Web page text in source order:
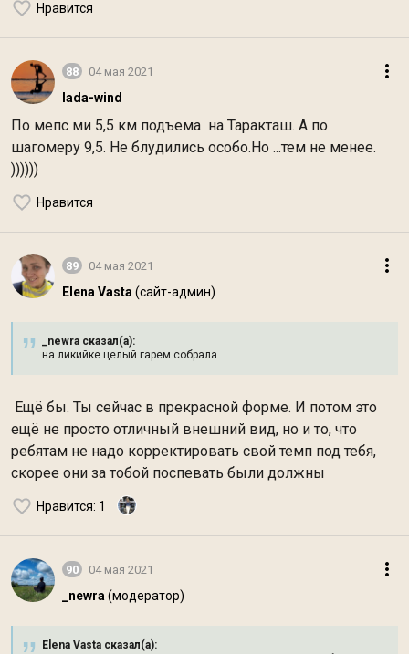
Нравится
88 04 мая 2021
lada-wind
По мепс ми 5,5 км подъема на Таракташ. А по
шагомеру 9,5. Не блудились особо.Но ...тем не менее.
))))))
Нравится
89 04 мая 2021
Elena Vasta (сайт-админ)
_newra сказал(а):
на ликийке целый гарем собрала
Ещё бы. Ты сейчас в прекрасной форме. И потом это
ещё не просто отличный внешний вид, но и то, что
ребятам не надо корректировать свой темп под тебя,
скорее они за тобой поспевать были должны
Нравится: 1
90 04 мая 2021
_newra (модератор)
Elena Vasta сказал(а):